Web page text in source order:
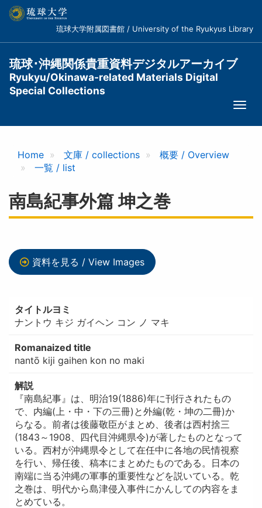
コ
琉球大学附属図書館 / University of the Ryukyus Library
琉球･沖縄関係貴重資料デジタルアーカイブ
Ryukyu/Okinawa-related Materials Digital
Special Collections
Home 文庫 / collections
概要 / Overview
一覧 / list
南島紀事外篇 坤之巻
資料を見る / View Images
タイトルヨミ
ナントウ キジ ガイヘン コン ノ マキ
Romanaized title
nantō kiji gaihen kon no maki
解説
『南島紀事』は、明治19(1886)年に刊行されたもの
で、内編(上・中・下の三冊)と外編(乾・坤の二冊)か
らなる。前者は後藤敬臣がまとめ、後者は西村捨三
(1843～1908、四代目沖縄県令)が著したものとなって
いる。西村が沖縄県令として在任中に各地の民情視察
を行い、帰任後、稿本にまとめたものである。日本の
南端に当る沖縄の軍事的重要性などを説いている。乾
之巻は、明代から島津侵入事件にかんしての内容をま
とめている。